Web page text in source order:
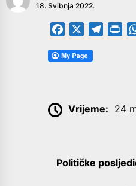
18. Svibnja 2022.
Facebook
Vrijeme: 24
Političke